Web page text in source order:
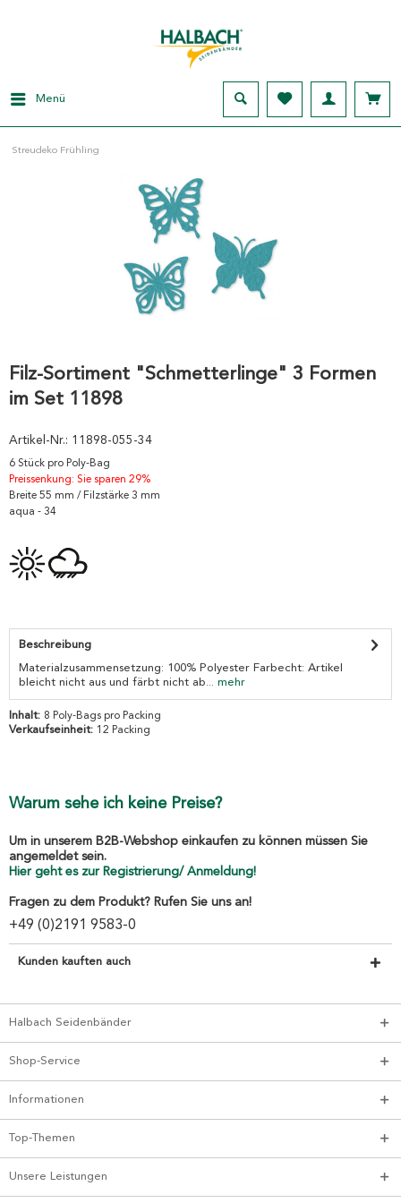
Menü
Streudeko Frühling
Filz-Sortiment "Schmetterlinge" 3 Formen
im Set 11898
Artikel-Nr.: 11898-055-34
6 Stück pro Poly-Bag
Preissenkung: Sie sparen 29%
Breite 55 mm / Filzstärke 3 mm
aqua - 34
Beschreibung
Materialzusammensetzung: 100% Polyester Farbecht: Artikel
bleicht nicht aus und färbt nicht ab... mehr
Inhalt: 8 Poly-Bags pro Packing
Verkaufseinheit: 12 Packing
Warum sehe ich keine Preise?
Um in unserem B2B-Webshop einkaufen zu können müssen Sie
angemeldet sein.
Hier geht es zur Registrierung/ Anmeldung!
Fragen zu dem Produkt? Rufen Sie uns an!
+49 (0)2191 9583-0
Kunden kauften auch
Halbach Seidenbänder
Shop-Service
Informationen
Top-Themen
Unsere Leistungen